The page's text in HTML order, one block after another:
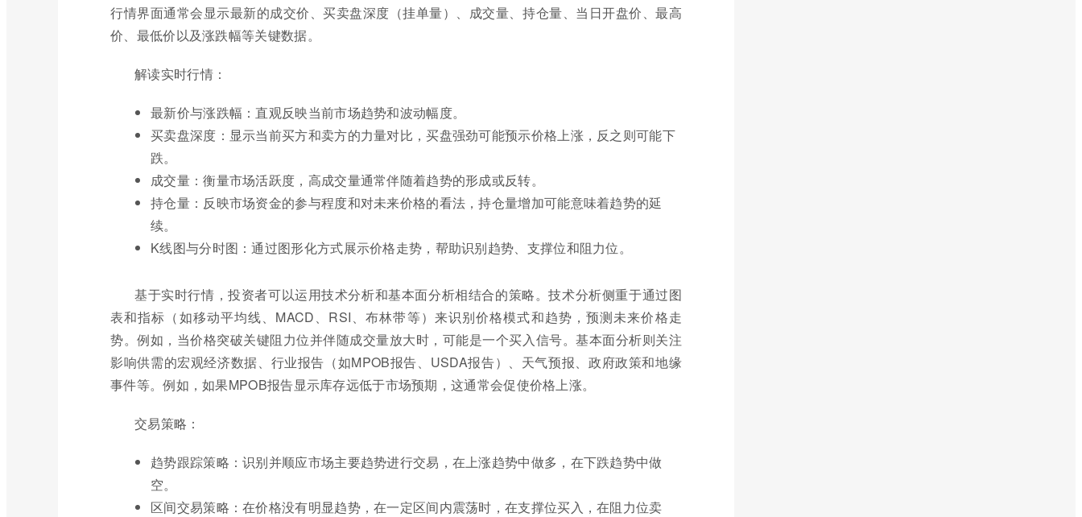
行情界面通常会显示最新的成交价、买卖盘深度（挂单量）、成交量、持仓量、当日开盘价、最高
价、最低价以及涨跌幅等关键数据。
解读实时行情：
最新价与涨跌幅：直观反映当前市场趋势和波动幅度。
买卖盘深度：显示当前买方和卖方的力量对比，买盘强劲可能预示价格上涨，反之则可能下
跌。
成交量：衡量市场活跃度，高成交量通常伴随着趋势的形成或反转。
持仓量：反映市场资金的参与程度和对未来价格的看法，持仓量增加可能意味着趋势的延
续。
K线图与分时图：通过图形化方式展示价格走势，帮助识别趋势、支撑位和阻力位。
基于实时行情，投资者可以运用技术分析和基本面分析相结合的策略。技术分析侧重于通过图
表和指标（如移动平均线、MACD、RSI、布林带等）来识别价格模式和趋势，预测未来价格走
势。例如，当价格突破关键阻力位并伴随成交量放大时，可能是一个买入信号。基本面分析则关注
影响供需的宏观经济数据、行业报告（如MPOB报告、USDA报告）、天气预报、政府政策和地缘
事件等。例如，如果MPOB报告显示库存远低于市场预期，这通常会促使价格上涨。
交易策略：
趋势跟踪策略：识别并顺应市场主要趋势进行交易，在上涨趋势中做多，在下跌趋势中做
空。
区间交易策略：在价格没有明显趋势，在一定区间内震荡时，在支撑位买入，在阻力位卖